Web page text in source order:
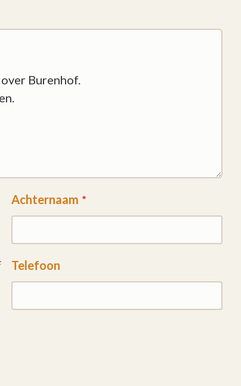
Achternaam
Telefoon